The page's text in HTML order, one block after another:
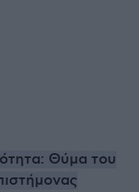
Θύμα του